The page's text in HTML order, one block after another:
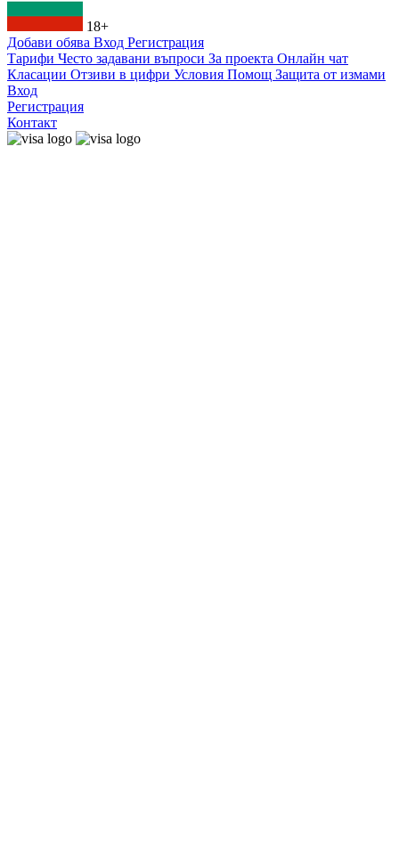
18+
Добави обява Вход Регистрация
Тарифи Често задавани въпроси За проекта Онлайн чат
Класации Отзиви в цифри Условия Помощ Защита от измами
Вход
Регистрация
Контакт